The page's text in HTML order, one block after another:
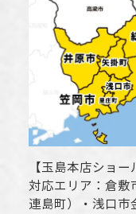
【玉島本店ショー
対応エリア： 倉敷
連島町）・ 浅口市